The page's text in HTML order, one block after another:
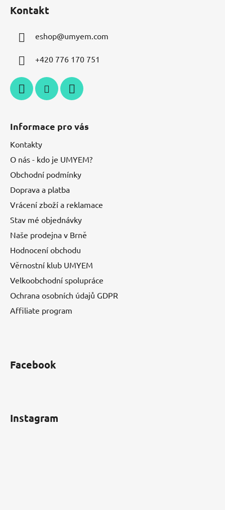
Kontakt
eshop@umyem.com
+420 776 170 751
Informace pro vás
Kontakty
O nás - kdo je UMYEM?
Obchodní podmínky
Doprava a platba
Vrácení zboží a reklamace
Stav mé objednávky
Naše prodejna v Brně
Hodnocení obchodu
Věrnostní klub UMYEM
Velkoobchodní spolupráce
Ochrana osobních údajů GDPR
Affiliate program
Facebook
Instagram